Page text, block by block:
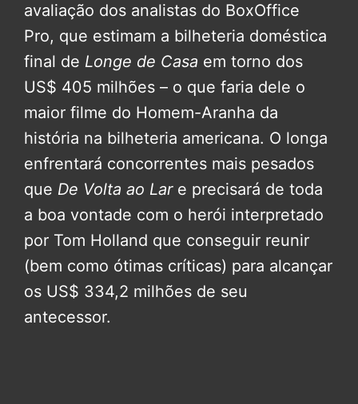
avaliação dos analistas do BoxOffice
Pro, que estimam a bilheteria doméstica
final de Longe de Casa em torno dos
US$ 405 milhões – o que faria dele o
maior filme do Homem-Aranha da
história na bilheteria americana. O longa
enfrentará concorrentes mais pesados
que De Volta ao Lare precisará de toda
a boa vontade com o herói interpretado
por Tom Holland que conseguir reunir
(bem como ótimas críticas) para alcançar
os US$ 334,2 milhões de seu
antecessor.